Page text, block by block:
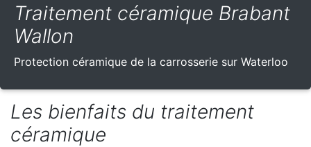
Traitement céramique Brabant
Wallon
Protection céramique de la carrosserie sur Waterloo
Les bienfaits du traitement
céramique